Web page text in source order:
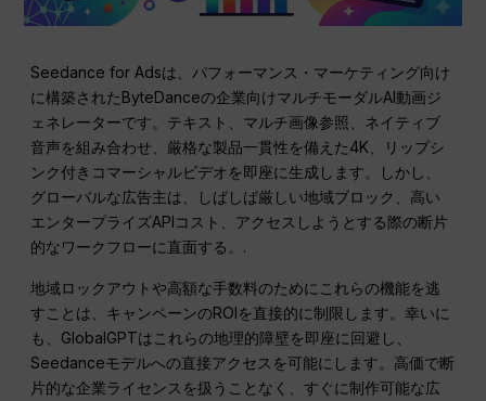
Seedance for Adsは、パフォーマンス・マーケティング向け
に構築されたByteDanceの企業向けマルチモーダルAI動画ジ
ェネレーターです。テキスト、マルチ画像参照、ネイティブ
音声を組み合わせ、厳格な製品一貫性を備えた4K、リップシ
ンク付きコマーシャルビデオを即座に生成します。しかし、
グローバルな広告主は、しばしば厳しい地域ブロック、高い
エンタープライズAPIコスト、アクセスしようとする際の断片
的なワークフローに直面する。.
地域ロックアウトや高額な手数料のためにこれらの機能を逃
すことは、キャンペーンのROIを直接的に制限します。幸いに
も、GlobalGPTはこれらの地理的障壁を即座に回避し、
Seedanceモデルへの直接アクセスを可能にします。高価で断
片的な企業ライセンスを扱うことなく、すぐに制作可能な広